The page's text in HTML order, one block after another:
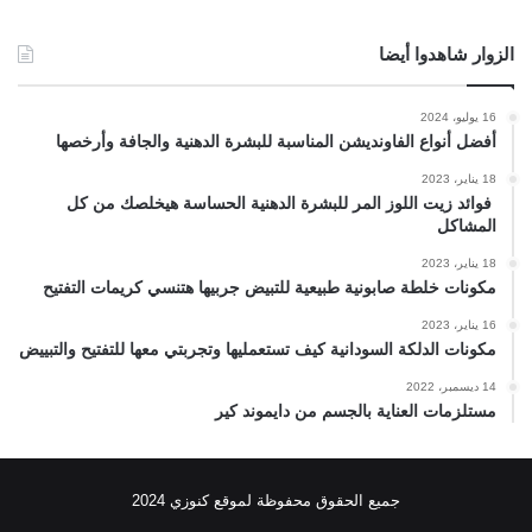
الزوار شاهدوا أيضا
16 يوليو، 2024
أفضل أنواع الفاونديشن المناسبة للبشرة الدهنية والجافة وأرخصها
18 يناير، 2023
فوائد زيت اللوز المر للبشرة الدهنية الحساسة هيخلصك من كل
المشاكل
18 يناير، 2023
مكونات خلطة صابونية طبيعية للتبيض جربيها هتنسي كريمات التفتيح
16 يناير، 2023
مكونات الدلكة السودانية كيف تستعمليها وتجربتي معها للتفتيح والتبييض
14 ديسمبر، 2022
مستلزمات العناية بالجسم من دايموند كير
جميع الحقوق محفوظة لموقع كنوزي 2024